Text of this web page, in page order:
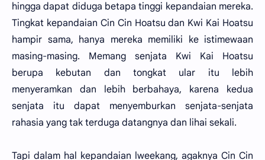
hingga dapat diduga betapa tinggi kepandaian mereka.
Tingkat kepandaian Cin Cin Hoatsu dan Kwi Kai Hoatsu
hampir sama, hanya mereka memiliki ke istimewaan
masing-masing. Memang senjata Kwi Kai Hoatsu
berupa kebutan dan tongkat ular itu lebih
menyeramkan dan lebih berbahaya, karena kedua
senjata itu dapat menyemburkan senjata-senjata
rahasia yang tak terduga datangnya dan lihai sekali.
Tapi dalam hal kepandaian lweekang, agaknya Cin Cin